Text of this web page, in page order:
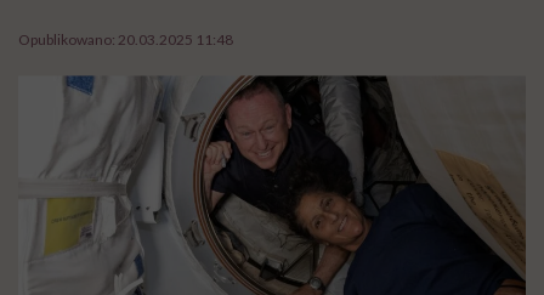
Opublikowano: 20.03.2025 11:48